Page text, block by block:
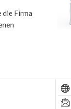
die Firma